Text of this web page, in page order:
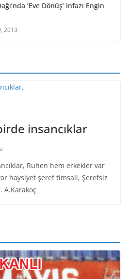
‘Eve Dönüş’ infazı Engin
2013
insancıklar
Ruhen hem erkekler var
haysiyet şeref timsali, Şerefsiz
A.Karakoç